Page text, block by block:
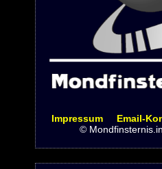
Impressum Email-
©